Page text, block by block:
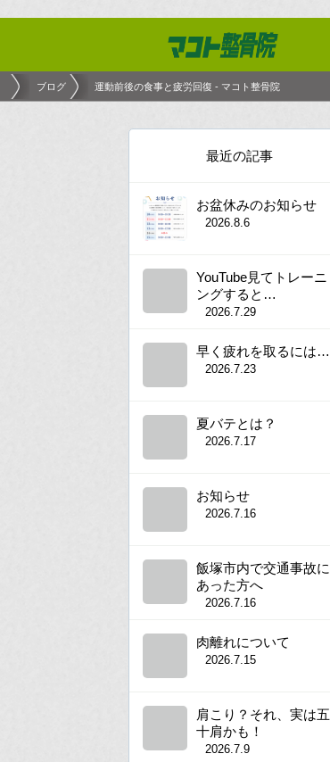
最近の記事
お盆休みのお知らせ
2026.8.6
YouTube見てトレーニ
ングすると…
2026.7.29
早く疲れを取るには…
2026.7.23
夏バテとは？
2026.7.17
お知らせ
2026.7.16
飯塚市内で交通事故に
あった方へ
2026.7.16
肉離れについて
2026.7.15
肩こり？それ、実は五
十肩かも！
2026.7.9
ブログ 運動前後の食事と疲労回復 - マコト整骨院